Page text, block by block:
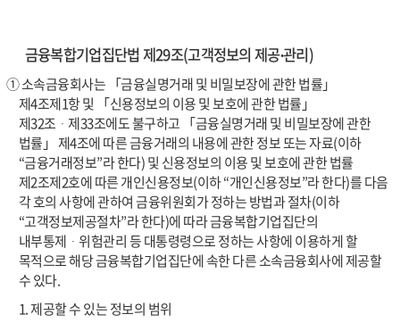
금융복합기업집단법 제29조(고객정보의 제공∙관리)
① 소속금융회사는 「금융실명거래 및 비밀보장에 관한 법률」
제4조제1항 및 「신용정보의 이용 및 보호에 관한 법률」
제32조ᆞ제33조에도 불구하고 「금융실명거래 및 비밀보장에 관한
법률」 제4조에 따른 금융거래의 내용에 관한 정보 또는 자료(이하
“금융거래정보”라 한다) 및 신용정보의 이용 및 보호에 관한 법률
제2조제2호에 따른 개인신용정보(이하 “개인신용정보”라 한다)를 다음
각 호의 사항에 관하여 금융위원회가 정하는 방법과 절차(이하
“고객정보제공절차”라 한다)에 따라 금융복합기업집단의
내부통제ᆞ위험관리 등 대통령령으로 정하는 사항에 이용하게 할
목적으로 해당 금융복합기업집단에 속한 다른 소속금융회사에 제공할
수 있다.
1. 제공할 수 있는 정보의 범위